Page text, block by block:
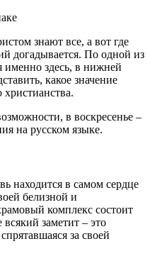
знают все, а вот где
догадывается. По одной из
именно здесь, в нижней
какое значение
христианства.
в воскресенье –
на русском языке.
находится в самом сердце
белизной и
комплекс состоит
заметит – это
за своей